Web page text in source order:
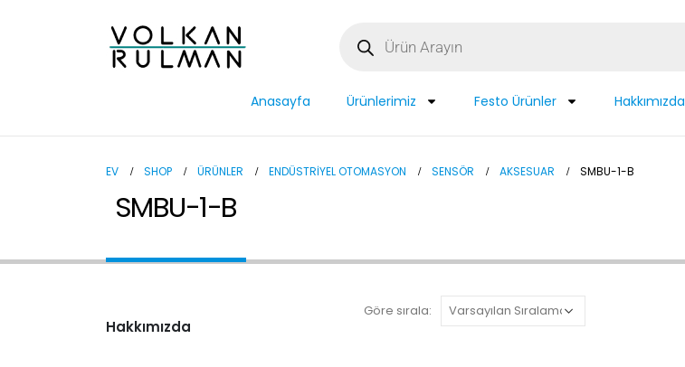
Anasayfa Ürünlerimiz Festo Ürünler Hakkımızda
EV SHOP ÜRÜNLER ENDÜSTRIYEL OTOMASYON SENSÖR AKSESUAR SMBU-1-B
SMBU-1-B
Göre sırala:
Hakkımızda